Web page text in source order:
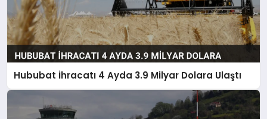
Hububat İhracatı 4 Ayda 3.9 Milyar Dolara Ulaştı